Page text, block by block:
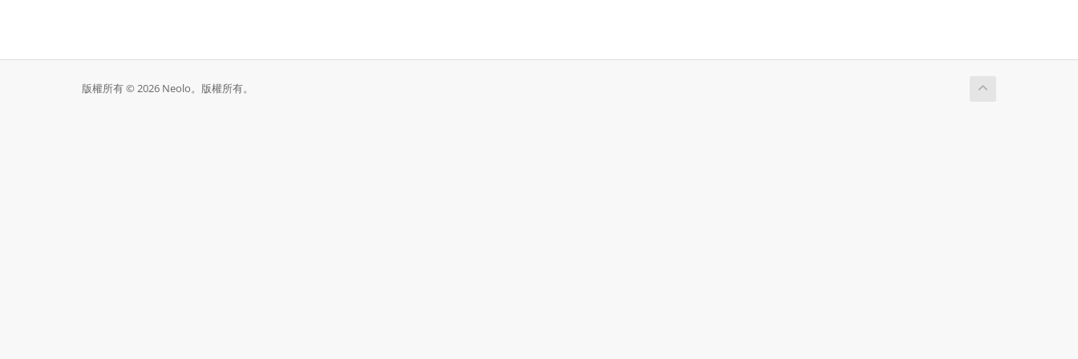
版權所有 © 2026 Neolo。版權所有。